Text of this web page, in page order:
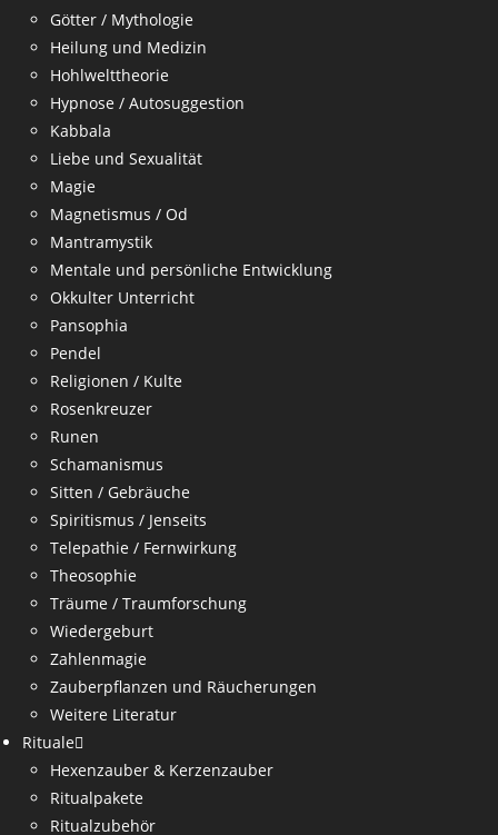
Götter / Mythologie
Heilung und Medizin
Hohlwelttheorie
Hypnose / Autosuggestion
Kabbala
Liebe und Sexualität
Magie
Magnetismus / Od
Mantramystik
Mentale und persönliche Entwicklung
Okkulter Unterricht
Pansophia
Pendel
Religionen / Kulte
Rosenkreuzer
Runen
Schamanismus
Sitten / Gebräuche
Spiritismus / Jenseits
Telepathie / Fernwirkung
Theosophie
Träume / Traumforschung
Wiedergeburt
Zahlenmagie
Zauberpflanzen und Räucherungen
Weitere Literatur
Rituale
Hexenzauber & Kerzenzauber
Ritualpakete
Ritualzubehör